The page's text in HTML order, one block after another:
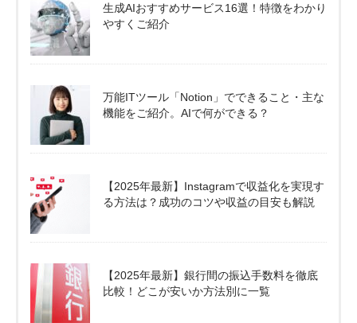
生成AIおすすめサービス16選！特徴をわかり
やすくご紹介
万能ITツール「Notion」でできること・主な
機能をご紹介。AIで何ができる？
【2025年最新】Instagramで収益化を実現す
る方法は？成功のコツや収益の目安も解説
【2025年最新】銀行間の振込手数料を徹底
比較！どこが安いか方法別に一覧